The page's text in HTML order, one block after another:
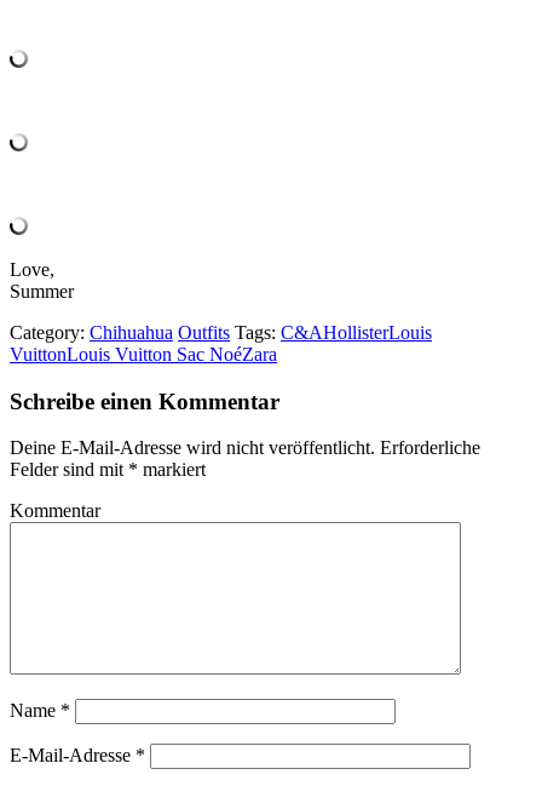
Love,
Summer
Category: Chihuahua Outfits Tags: C&AHollisterLouis
VuittonLouis Vuitton Sac NoéZara
Schreibe einen Kommentar
Deine E-Mail-Adresse wird nicht veröffentlicht. Erforderliche
Felder sind mit * markiert
Kommentar
Name *
E-Mail-Adresse *